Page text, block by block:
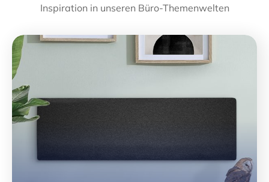
Inspiration in unseren Büro-Themenwelten